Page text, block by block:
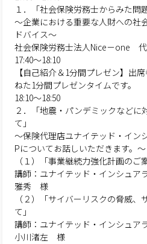
１．「社会保険労務士からみた問
～企業における重要な人財への社
ドバイス～
社会保険労務士法人Nice－one
17:40～18:10
【自己紹介＆1分間プレゼン】出
ねた1分間プレゼンタイムです。
18:10～18:50
２．「地震・パンデミックなどに
て」
～保険代理店ユナイテッド・イン
Pについてお話しいただきます。～
（１）「事業継続力強化計画のご
講師：ユナイテッド・インシュ
雅秀 様
（２）「サイバーリスクの脅威
て」
講師：ユナイテッド・インシュ
小川渚左 様